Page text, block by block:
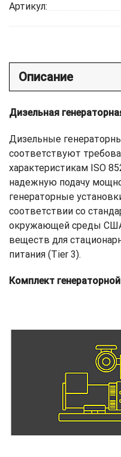
Артикул:
Описание
Дизельная
Дизельные
соответствуют
характеристикам ISO
надежную подачу
генераторные
соответствии со
окружающей среды
веществ для
питания (Tier 3).
Комплект